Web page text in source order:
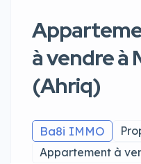
à vendre à
(Ahriq)
Ba8i IMMO
Appartement à